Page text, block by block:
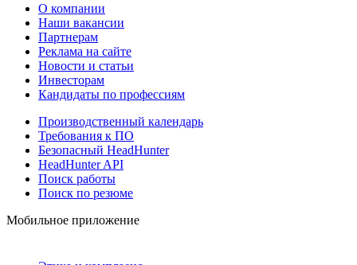
О компании
Наши вакансии
Партнерам
Реклама на сайте
Новости и статьи
Инвесторам
Кандидаты по профессиям
Производственный календарь
Требования к ПО
Безопасный HeadHunter
HeadHunter API
Поиск работы
Поиск по резюме
Мобильное приложение